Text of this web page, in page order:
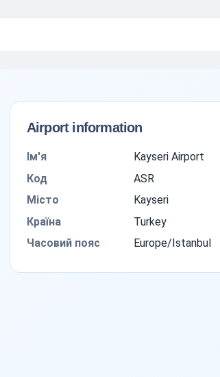
Airport information
Ім'я
Kayseri Airport
Код
ASR
Місто
Kayseri
Країна
Turkey
Часовий пояс
Europe/Istanbul